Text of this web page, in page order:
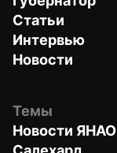
Статьи
Интервью
Новости
Темы
Новости ЯНАО